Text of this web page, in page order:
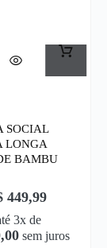
Carrinho
SOCIAL
LONGA
BAMBU
449,99
3x de
sem juros